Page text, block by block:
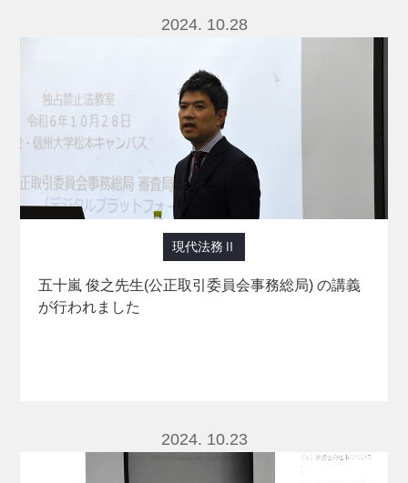
2024. 10.28
現代法務Ⅱ
五十嵐 俊之先生(公正取引委員会事務総局) の講義
が行われました
2024. 10.23